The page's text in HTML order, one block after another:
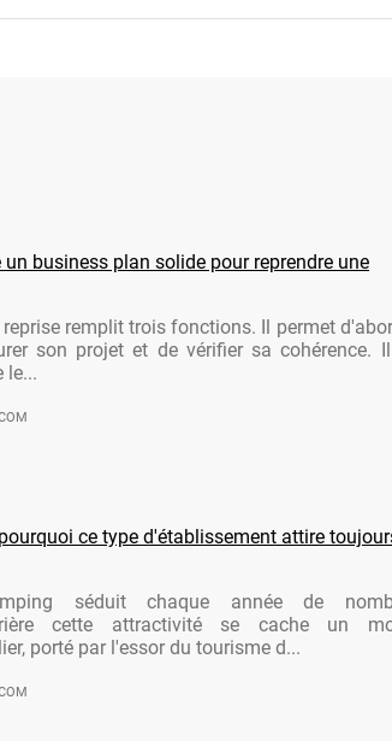
business plan solide pour reprendre une
remplit trois fonctions. Il permet
son projet et de vérifier sa cohérence.
le...
ce type d'établissement attire
séduit chaque année de
cette attractivité se cache un
porté par l'essor du tourisme d...